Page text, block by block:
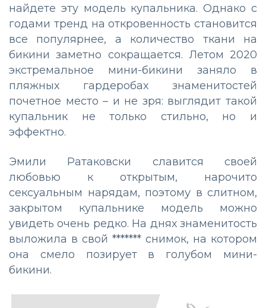
найдете эту модель купальника. Однако с
годами тренд на откровенность становится
все популярнее, а количество ткани на
бикини заметно сокращается. Летом 2020
экстремальное мини-бикини заняло в
пляжных гардеробах знаменитостей
почетное место – и не зря: выглядит такой
купальник не только стильно, но и
эффектно.
Эмили Ратаковски славится своей
любовью к открытым, нарочито
сексуальным нарядам, поэтому в слитном,
закрытом купальнике модель можно
увидеть очень редко. На днях знаменитость
выложила в свой ******* снимок, на котором
она смело позирует в голубом мини-
бикини.